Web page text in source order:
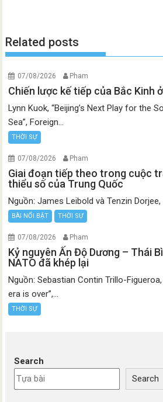
Related posts
07/08/2026 Pham
Chiến lược kế tiếp của Bắc Kinh
Lynn Kuok, “Beijing’s Next Play for the
Sea”, Foreign...
THỜI SỰ
07/08/2026 Pham
Giai đoạn tiếp theo trong cuộc
thiểu số của Trung Quốc
Nguồn: James Leibold và Tenzin Dorjee,
BÀI NỔI BẬT THỜI SỰ
07/08/2026 Pham
Kỷ nguyên Ấn Độ Dương – Thái
NATO đã khép lại
Nguồn: Sebastian Contin Trillo-Figueroa,
era is over”,...
THỜI SỰ
Search
Search